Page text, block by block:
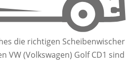
die richtigen Scheibenwischer
VW (Volkswagen) Golf CD1 sind